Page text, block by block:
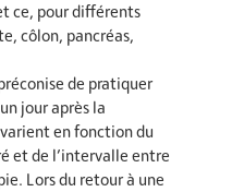
ce, pour différents
côlon, pancréas,
de pratiquer
jour après la
en fonction du
et de l’intervalle entre
Lors du retour à une